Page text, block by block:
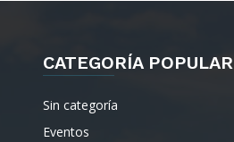
CATEGORÍA POPULAR
Sin categoría
Eventos